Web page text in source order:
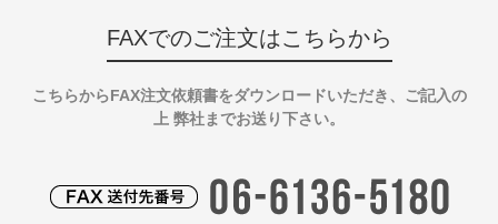
FAXでのご注文はこちらから
こちらからFAX注文依頼書をダウンロードいただき、ご記入の
上 弊社までお送り下さい。